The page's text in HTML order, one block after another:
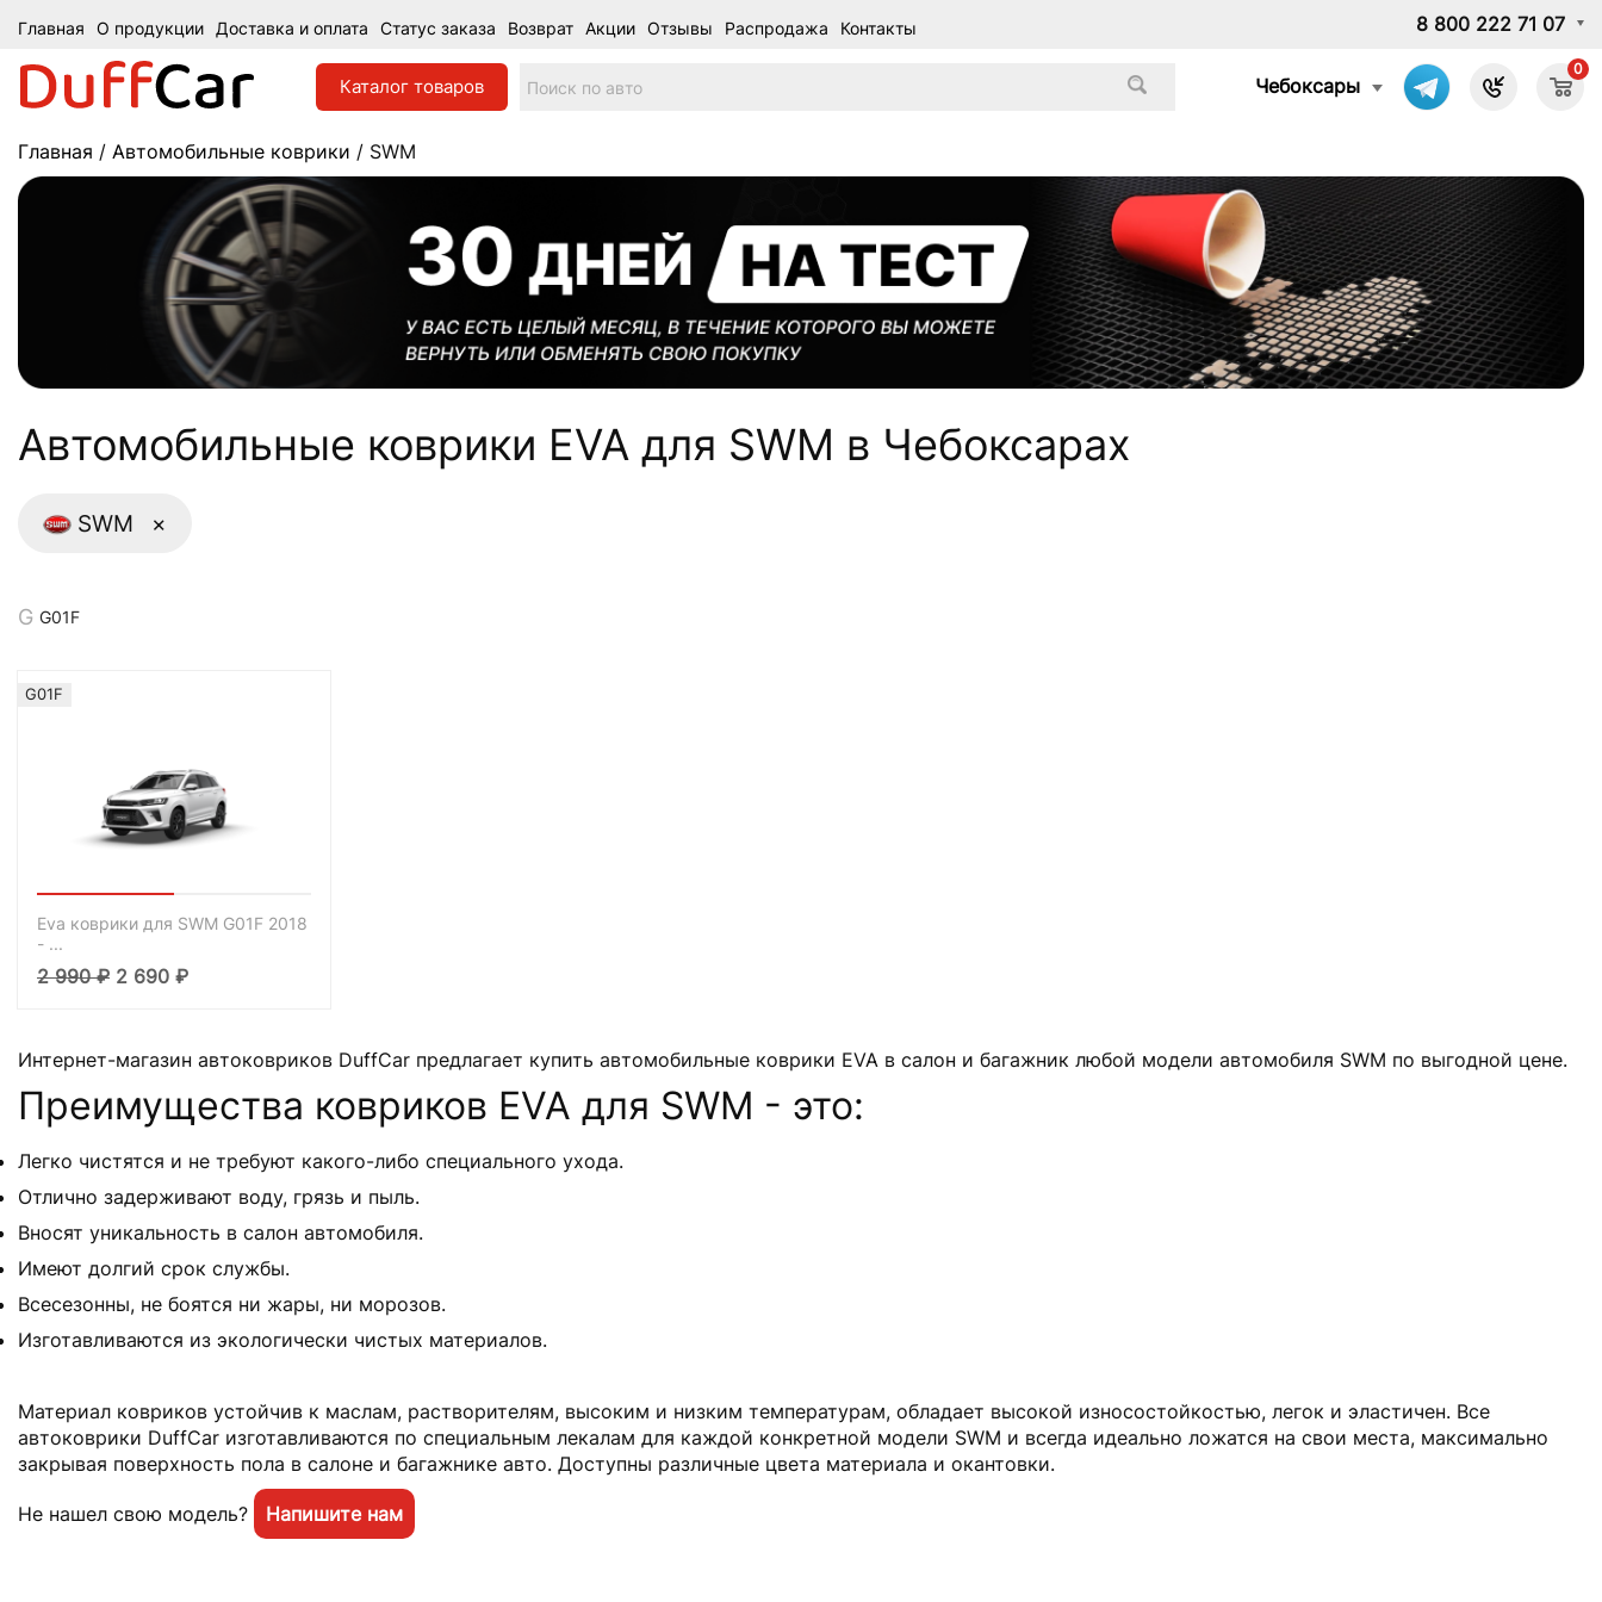
Главная О продукции Доставка и оплата Статус заказа Возврат Акции Отзывы Распродажа Контакты 8 800 222 71 07
Каталог товаров Чебоксары
0
Главная / Автомобильные коврики / SWM
Aвтомобильные коврики EVA для SWM в Чебоксарах
SWM ×
G01F
G01F
Eva коврики для SWM G01F 2018
- ...
2 990₽ 2 690 ₽
Интернет-магазин автоковриков DuffCar предлагает купить автомобильные коврики EVA в салон и багажник любой модели автомобиля SWM по выгодной цене.
Преимущества ковриков EVA для SWM - это:
Легко чистятся и не требуют какого-либо специального ухода.
Отлично задерживают воду, грязь и пыль.
Вносят уникальность в салон автомобиля.
Имеют долгий срок службы.
Всесезонны, не боятся ни жары, ни морозов.
Изготавливаются из экологически чистых материалов.
Материал ковриков устойчив к маслам, растворителям, высоким и низким температурам, обладает высокой износостойкостью, легок и эластичен. Все
автоковрики DuffCar изготавливаются по специальным лекалам для каждой конкретной модели SWM и всегда идеально ложатся на свои места, максимально
закрывая поверхность пола в салоне и багажнике авто. Доступны различные цвета материала и окантовки.
Не нашел свою модель? Напишите нам